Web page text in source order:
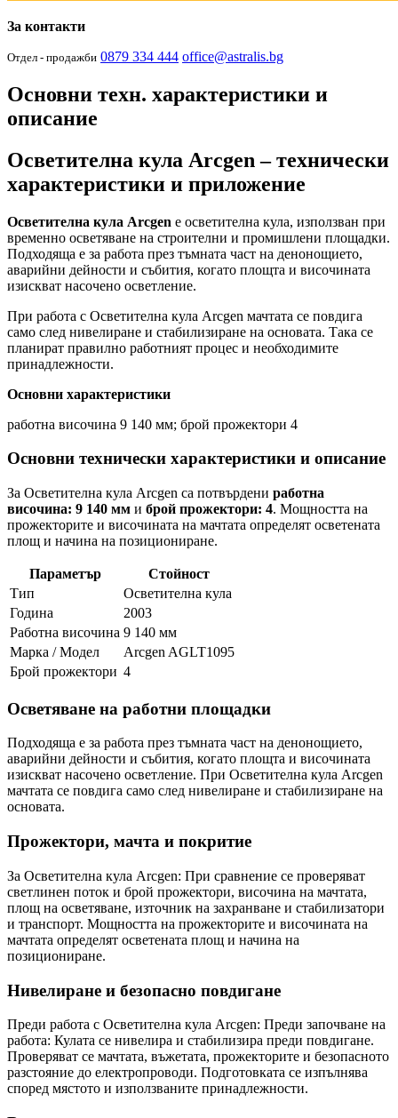
За контакти
Отдел - продажби 0879 334 444 office@astralis.bg
Основни техн. характеристики и
описание
Осветителна кула Arcgen – технически
характеристики и приложение
Осветителна кула Arcgen е осветителна кула, използван при
временно осветяване на строителни и промишлени площадки.
Подходяща е за работа през тъмната част на денонощието,
аварийни дейности и събития, когато площта и височината
изискват насочено осветление.
При работа с Осветителна кула Arcgen мачтата се повдига
само след нивелиране и стабилизиране на основата. Така се
планират правилно работният процес и необходимите
принадлежности.
Основни характеристики
работна височина 9 140 мм; брой прожектори 4
Основни технически характеристики и описание
За Осветителна кула Arcgen са потвърдени работна
височина: 9 140 мм и брой прожектори: 4. Мощността на
прожекторите и височината на мачтата определят осветената
площ и начина на позициониране.
Параметър
Стойност
Тип
Осветителна кула
Година
2003
Работна височина 9 140 мм
Марка / Модел
Arcgen AGLT1095
Брой прожектори 4
Осветяване на работни площадки
Подходяща е за работа през тъмната част на денонощието,
аварийни дейности и събития, когато площта и височината
изискват насочено осветление. При Осветителна кула Arcgen
мачтата се повдига само след нивелиране и стабилизиране на
основата.
Прожектори, мачта и покритие
За Осветителна кула Arcgen: При сравнение се проверяват
светлинен поток и брой прожектори, височина на мачтата,
площ на осветяване, източник на захранване и стабилизатори
и транспорт. Мощността на прожекторите и височината на
мачтата определят осветената площ и начина на
позициониране.
Нивелиране и безопасно повдигане
Преди работа с Осветителна кула Arcgen: Преди започване на
работа: Кулата се нивелира и стабилизира преди повдигане.
Проверяват се мачтата, въжетата, прожекторите и безопасното
разстояние до електропроводи. Подготовката се изпълнява
според мястото и използваните принадлежности.